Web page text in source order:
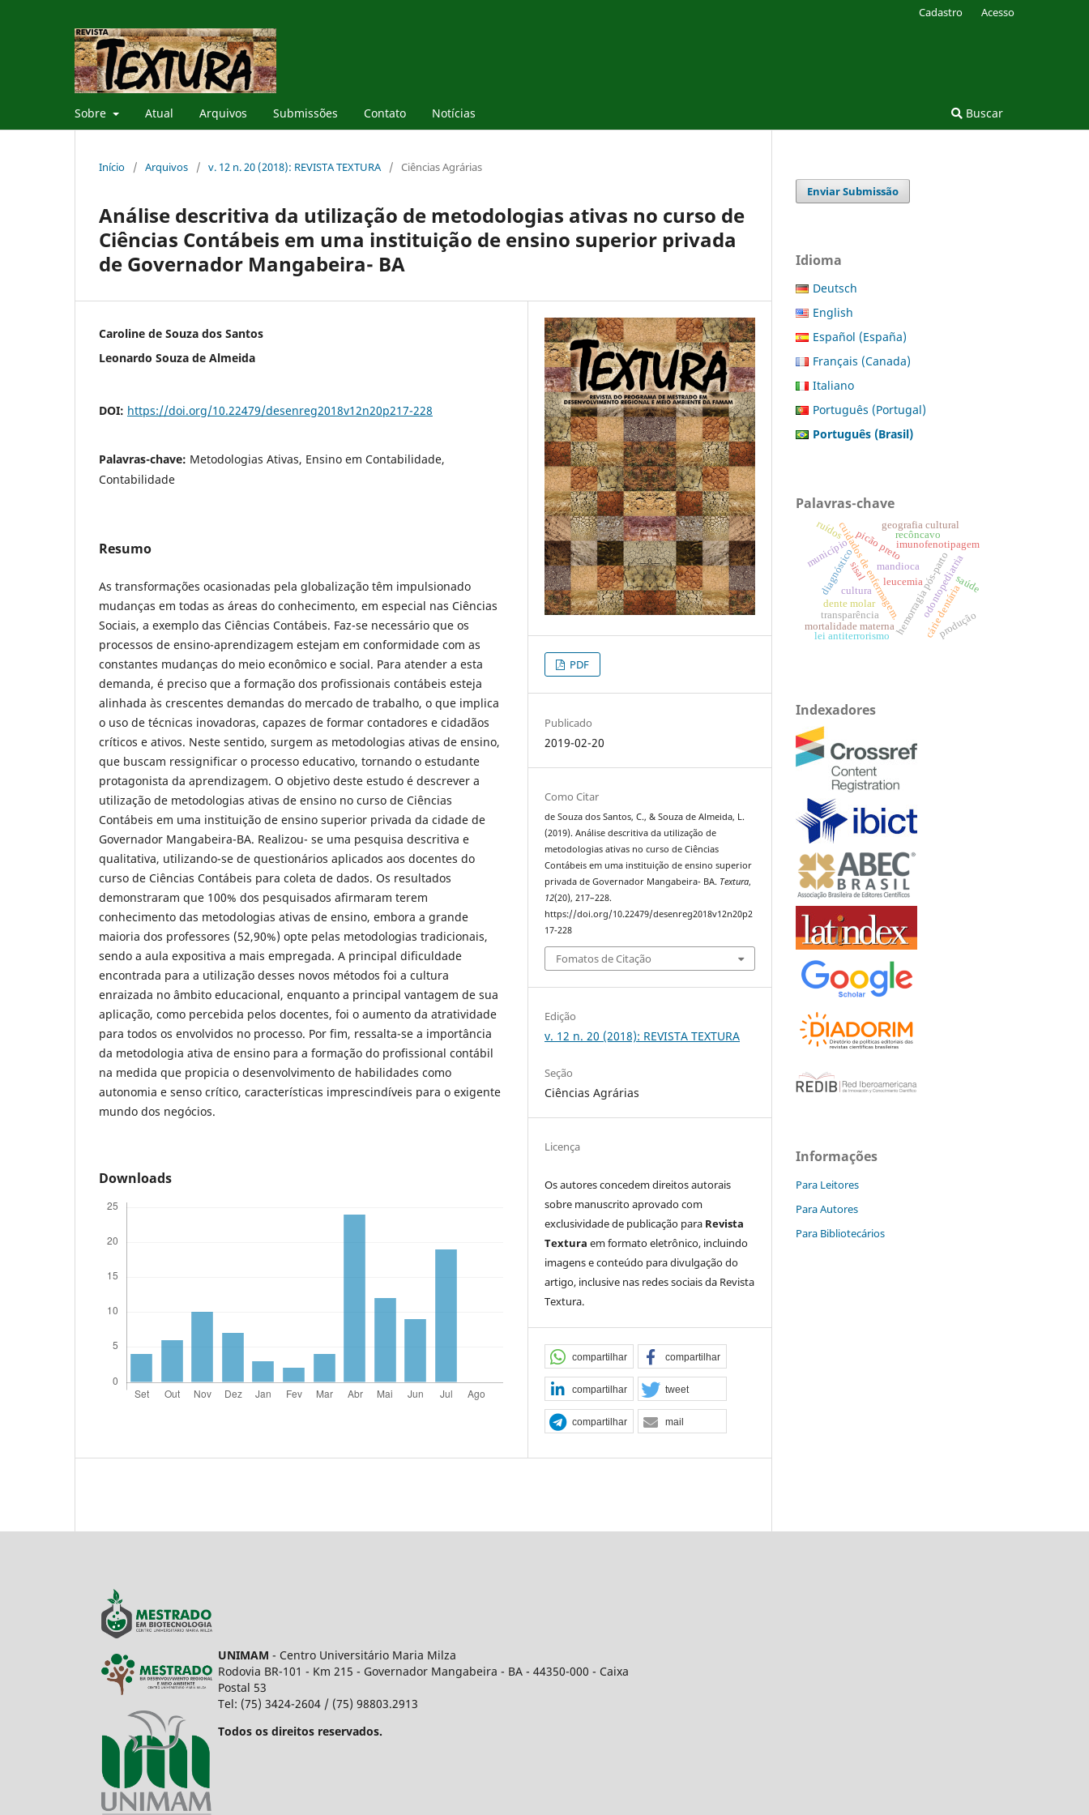
Sobre Atual Arquivos Submissões Contato Notícias Buscar
Cadastro Acesso
Início / Arquivos / v. 12 n. 20 (2018): REVISTA TEXTURA / Ciências Agrárias
Análise descritiva da utilização de metodologias ativas no curso de
Ciências Contábeis em uma instituição de ensino superior privada
de Governador Mangabeira- BA
Caroline de Souza dos Santos
Leonardo Souza de Almeida
DOI: https://doi.org/10.22479/desenreg2018v12n20p217-228
Palavras-chave: Metodologias Ativas, Ensino em Contabilidade,
Contabilidade
Resumo
As transformações ocasionadas pela globalização têm impulsionado
mudanças em todas as áreas do conhecimento, em especial nas Ciências
Sociais, a exemplo das Ciências Contábeis. Faz-se necessário que os
processos de ensino-aprendizagem estejam em conformidade com as
constantes mudanças do meio econômico e social. Para atender a esta
demanda, é preciso que a formação dos profissionais contábeis esteja
alinhada às crescentes demandas do mercado de trabalho, o que implica
o uso de técnicas inovadoras, capazes de formar contadores e cidadãos
críticos e ativos. Neste sentido, surgem as metodologias ativas de ensino,
que buscam ressignificar o processo educativo, tornando o estudante
protagonista da aprendizagem. O objetivo deste estudo é descrever a
utilização de metodologias ativas de ensino no curso de Ciências
Contábeis em uma instituição de ensino superior privada da cidade de
Governador Mangabeira-BA. Realizou- se uma pesquisa descritiva e
qualitativa, utilizando-se de questionários aplicados aos docentes do
curso de Ciências Contábeis para coleta de dados. Os resultados
demonstraram que 100% dos pesquisados afirmaram terem
conhecimento das metodologias ativas de ensino, embora a grande
maioria dos professores (52,90%) opte pelas metodologias tradicionais,
sendo a aula expositiva a mais empregada. A principal dificuldade
encontrada para a utilização desses novos métodos foi a cultura
enraizada no âmbito educacional, enquanto a principal vantagem de sua
aplicação, como percebida pelos docentes, foi o aumento da atratividade
para todos os envolvidos no processo. Por fim, ressalta-se a importância
da metodologia ativa de ensino para a formação do profissional contábil
na medida que propicia o desenvolvimento de habilidades como
autonomia e senso crítico, características imprescindíveis para o exigente
mundo dos negócios.
Downloads
PDF
Publicado
2019-02-20
Como Citar
de Souza dos Santos, C., & Souza de Almeida, L.
(2019). Análise descritiva da utilização de
metodologias ativas no curso de Ciências
Contábeis em uma instituição de ensino superior
privada de Governador Mangabeira- BA. Textura,
12(20), 217–228.
https://doi.org/10.22479/desenreg2018v12n20p2
17-228
Fomatos de Citação
Edição
v. 12 n. 20 (2018): REVISTA TEXTURA
Seção
Ciências Agrárias
Licença
Os autores concedem direitos autorais
sobre manuscrito aprovado com
exclusividade de publicação para Revista
Textura em formato eletrônico, incluindo
imagens e conteúdo para divulgação do
artigo, inclusive nas redes sociais da Revista
Textura.
compartilhar compartilhar
compartilhar tweet
compartilhar mail
Enviar Submissão
Idioma
Deutsch
English
Español (España)
Français (Canada)
Italiano
Português (Portugal)
Português (Brasil)
Palavras-chave
cuidados de enfermagem.
mortalidade maternahemorragia pós-parto
leucemia
imunofenotipagem
diagnóstico odontopediatria
cárie dentária
dente molar
picão preto
mandioca
produção
transparência
município
recôncavo
cultura
geografia cultural
sisal
saúde
ruídos
lei antiterrorismo
Indexadores
Informações
Para Leitores
Para Autores
Para Bibliotecários
UNIMAM - Centro Universitário Maria Milza
Rodovia BR-101 - Km 215 - Governador Mangabeira - BA - 44350-000 - Caixa
Postal 53
Tel: (75) 3424-2604 / (75) 98803.2913
Todos os direitos reservados.